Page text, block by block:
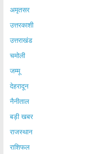
अमृतसर
उत्तरकाशी
उत्तराखंड
चमोली
जम्मू
देहरादून
नैनीताल
बड़ी खबर
राजस्थान
राशिफल